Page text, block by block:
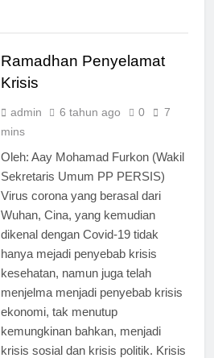
Ramadhan Penyelamat
Krisis
admin 6 tahun ago 0
7
mins
Oleh: Aay Mohamad Furkon (Wakil
Sekretaris Umum PP PERSIS)
Virus corona yang berasal dari
Wuhan, Cina, yang kemudian
dikenal dengan Covid-19 tidak
hanya mejadi penyebab krisis
kesehatan, namun juga telah
menjelma menjadi penyebab krisis
ekonomi, tak menutup
kemungkinan bahkan, menjadi
krisis sosial dan krisis politik. Krisis